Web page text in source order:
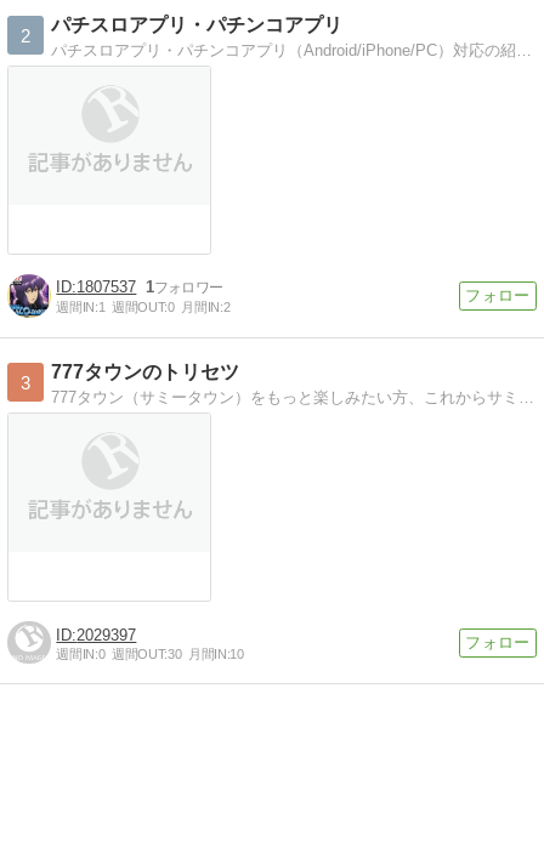
2
パチスロアプリ・パチンコアプリ
1807537 1
週間IN:1 週間OUT:0 月間IN:2
3
777タウンのトリセツ
2029397
週間IN:0 週間OUT:30 月間IN:10